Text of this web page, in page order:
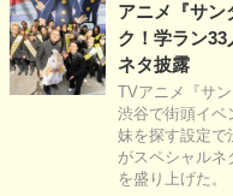
アニメ『サン
ク！学ラン
ネタ披露
TVアニメ『サ
渋谷で街頭イベ
妹を探す設定で
がスペシャルネ
を盛り上げた。